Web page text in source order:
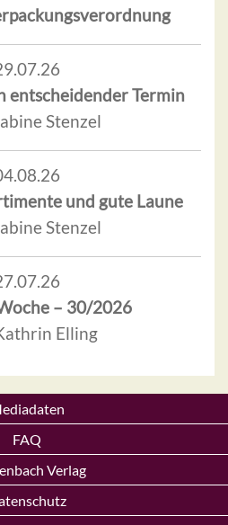
entscheidender Termin
Stenzel
und gute Laune
Stenzel
– 30/2026
Elling
FAQ
Verlag